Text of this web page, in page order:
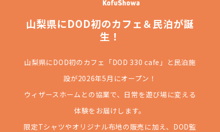
山梨県にDOD初のカフェ＆民泊が誕
生！
山梨県にDOD初のカフェ「DOD 330 cafe」と民泊施
設が2026年5月にオープン！
ウィザースホームとの協業で、日常を遊び場に変える
体験をお届けします。
限定Tシャツやオリジナル布地の販売に加え、DOD監